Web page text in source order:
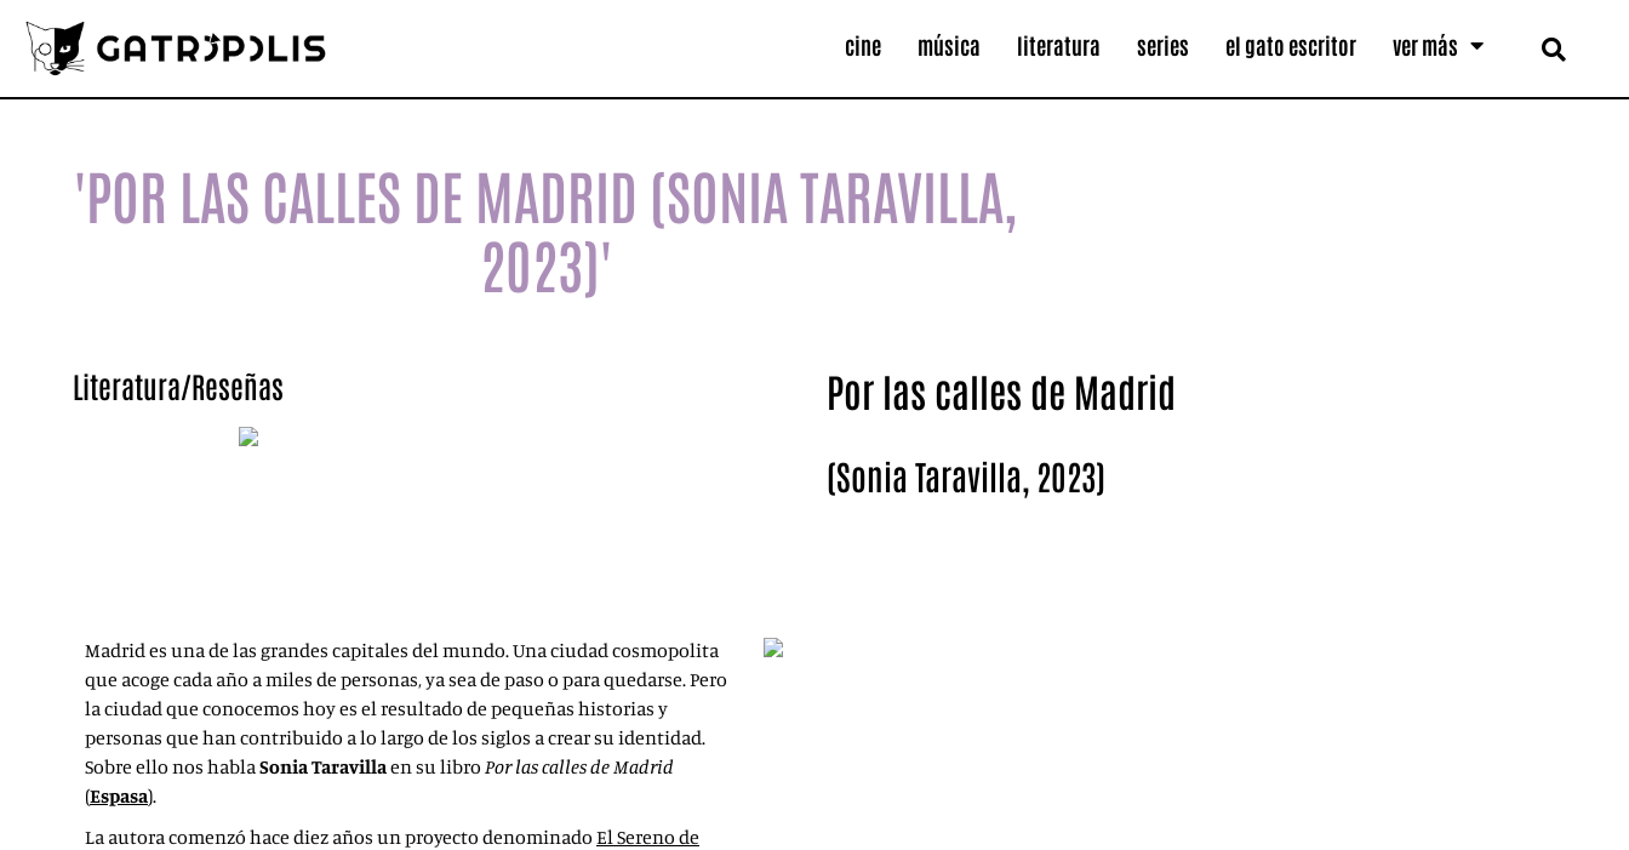
cine música literatura series el gato escritor ver más
'POR LAS CALLES DE MADRID (SONIA TARAVILLA,
2023)'
Literatura/Reseñas Por las calles de Madrid
(Sonia Taravilla, 2023)
Madrid es una de las grandes capitales del mundo. Una ciudad cosmopolita
que acoge cada año a miles de personas, ya sea de paso o para quedarse. Pero
la ciudad que conocemos hoy es el resultado de pequeñas historias y
personas que han contribuido a lo largo de los siglos a crear su identidad.
Sobre ello nos hablaSonia Taravillaen su libro Por las calles de Madrid
(Espasa).
La autora comenzó hace diez años un proyecto denominado El Sereno de